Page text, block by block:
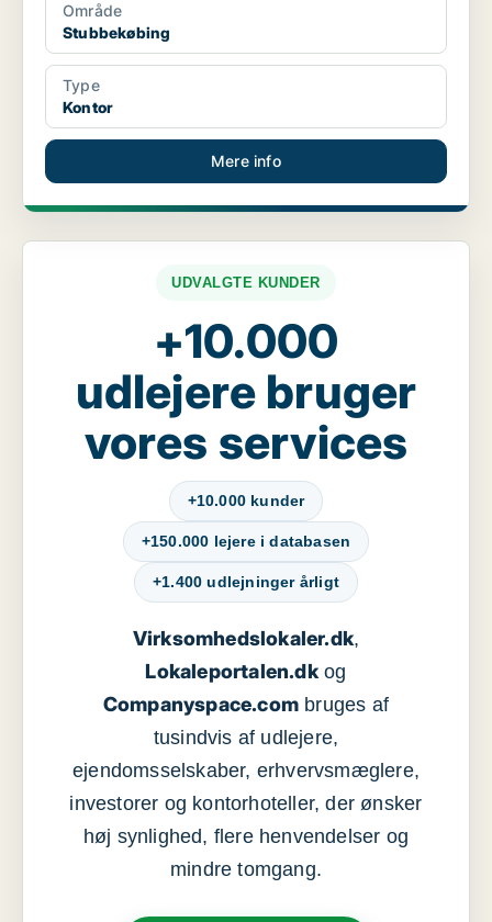
Område
Stubbekøbing
Type
Kontor
Mere info
UDVALGTE KUNDER
+10.000
udlejere bruger
vores services
+10.000 kunder
+150.000 lejere i databasen
+1.400 udlejninger årligt
Virksomhedslokaler.dk,
Lokaleportalen.dkog
Companyspace.com bruges af
tusindvis af udlejere,
ejendomsselskaber, erhvervsmæglere,
investorer og kontorhoteller, der ønsker
høj synlighed, flere henvendelser og
mindre tomgang.